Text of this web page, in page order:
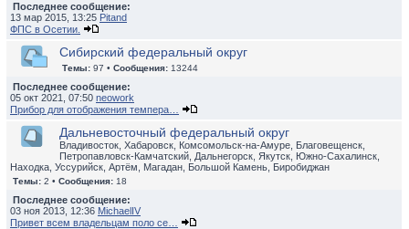
Последнее сообщение:
13 мар 2015, 13:25 Pitand
ФПС в Осетии.
Сибирский федеральный округ
Темы: 97 • Сообщения: 13244
Последнее сообщение:
05 окт 2021, 07:50 neowork
Прибор для отображения темпера…
Дальневосточный федеральный округ
Владивосток, Хабаровск, Комсомольск-на-Амуре, Благовещенск,
Петропавловск-Камчатский, Дальнегорск, Якутск, Южно-Сахалинск,
Находка, Уссурийск, Артём, Магадан, Большой Камень, Биробиджан
Темы: 2 • Сообщения: 18
Последнее сообщение:
03 ноя 2013, 12:36 MichaelIV
Привет всем владельцам поло се…